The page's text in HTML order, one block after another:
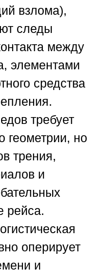
взлома),
следы
между
элементами
средства
требует
геометрии, но
трения,
и
рейса.
оперирует
и